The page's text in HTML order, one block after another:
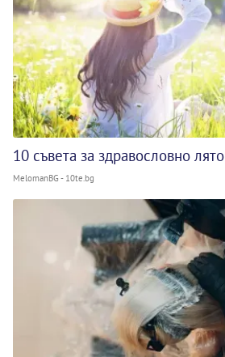
10 съвета за здравословно лято
MelomanBG - 10te.bg